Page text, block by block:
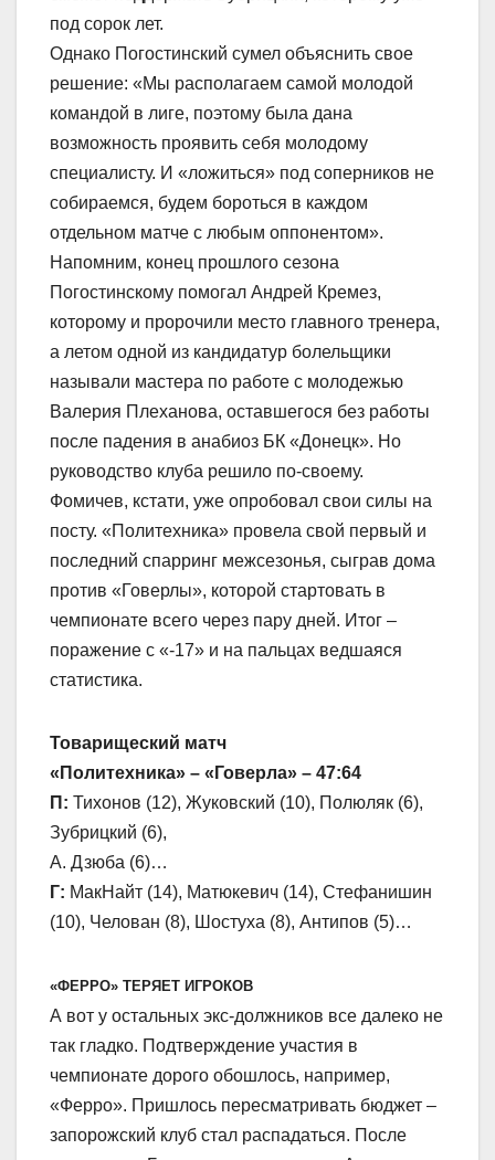
под сорок лет.
Однако Погостинский сумел объяснить свое
решение: «Мы располагаем самой молодой
командой в лиге, поэтому была дана
возможность проявить себя молодому
специалисту. И «ложиться» под соперников не
собираемся, будем бороться в каждом
отдельном матче с любым оппонентом».
Напомним, конец прошлого сезона
Погостинскому помогал Андрей Кремез,
которому и пророчили место главного тренера,
а летом одной из кандидатур болельщики
называли мастера по работе с молодежью
Валерия Плеханова, оставшегося без работы
после падения в анабиоз БК «Донецк». Но
руководство клуба решило по-своему.
Фомичев, кстати, уже опробовал свои силы на
посту. «Политехника» провела свой первый и
последний спарринг межсезонья, сыграв дома
против «Говерлы», которой стартовать в
чемпионате всего через пару дней. Итог –
поражение с «-17» и на пальцах ведшаяся
статистика.
Товарищеский матч
«Политехника» – «Говерла» – 47:64
П: Тихонов (12), Жуковский (10), Полюляк (6),
Зубрицкий (6),
А. Дзюба (6)…
Г: МакНайт (14), Матюкевич (14), Стефанишин
(10), Челован (8), Шостуха (8), Антипов (5)…
«ФЕРРО» ТЕРЯЕТ ИГРОКОВ
А вот у остальных экс-должников все далеко не
так гладко. Подтверждение участия в
чемпионате дорого обошлось, например,
«Ферро». Пришлось пересматривать бюджет –
запорожский клуб стал распадаться. После